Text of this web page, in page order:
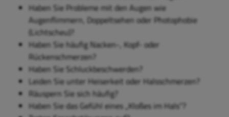
Haben Sie Probleme mit den Augen wie
Augenflimmern, Doppeltsehen oder Photophobie
(Lichtscheu)?
Haben Sie häufig Nacken-, Kopf- oder
Rückenschmerzen?
Haben Sie Schluckbeschwerden?
Leiden Sie unter Heiserkeit oder Halsschmerzen?
Räuspern Sie sich häufig?
Haben Sie das Gefühl eines „Kloßes im Hals“?